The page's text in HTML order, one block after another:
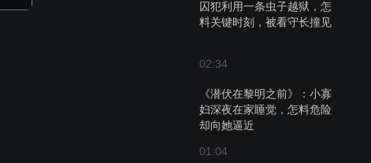
囚犯利用一条虫子越狱，怎
料关键时刻，被看守长撞见
02:34
《潜伏在黎明之前》：小寡
妇深夜在家睡觉，怎料危险
却向她逼近
01:04